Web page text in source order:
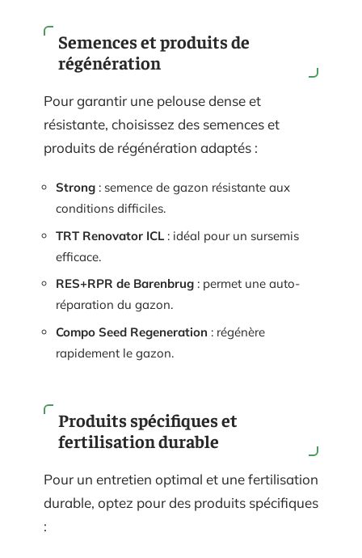
Semences et produits de
régénération
Pour garantir une pelouse dense et
résistante, choisissez des semences et
produits de régénération adaptés :
Strong : semence de gazon résistante aux
conditions difficiles.
TRT Renovator ICL : idéal pour un sursemis
efficace.
RES+RPR de Barenbrug : permet une auto-
réparation du gazon.
Compo Seed Regeneration : régénère
rapidement le gazon.
Produits spécifiques et
fertilisation durable
Pour un entretien optimal et une fertilisation
durable, optez pour des produits spécifiques
: